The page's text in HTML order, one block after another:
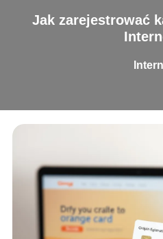
Jak zarejestrować